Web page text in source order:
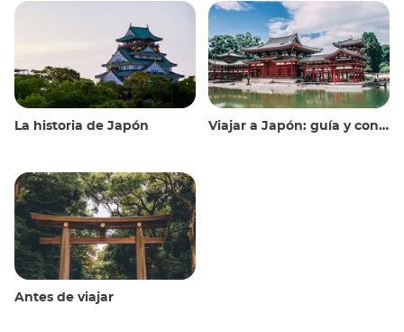
La historia de Japón Viajar a Japón: guía y consejos
Antes de viajar